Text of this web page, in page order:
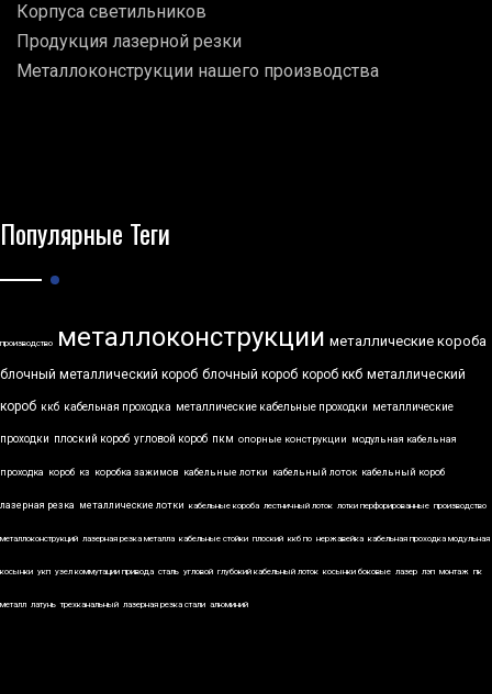
Корпуса светильников
Продукция лазерной резки
Металлоконструкции нашего производства
Популярные Теги
производство металлоконструкции металлические короба
блочный металлический короб блочный короб короб ккб металлический
короб ккб кабельная проходка металлические кабельные проходки металлические
проходки плоский короб угловой короб пкм опорные конструкции модульная кабельная
проходка короб кз коробка зажимов кабельные лотки кабельный лоток кабельный короб
лазерная резка металлические лотки кабельные короба лестничный лоток лотки перфорированные производство
металлоконструкций лазерная резка металла кабельные стойки плоский ккб по нержавейка кабельная проходка модульная
косынки укп узел коммутации привода сталь угловой глубокий кабельный лоток косынки боковые лазер лэп монтаж пк
металл латунь трехканальный лазерная резка стали алюминий